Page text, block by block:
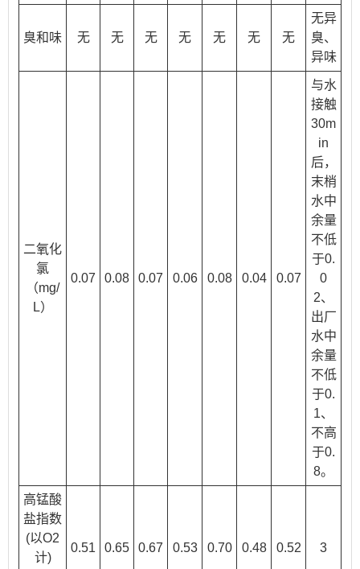
臭和味 无 无 无 无 无 无 无
无异
臭、
异味
二氧化
氯
（mg/
L）
0.07 0.08 0.07 0.06 0.08 0.04 0.07
与水
接触
30m
in
后，
末梢
水中
余量
不低
于0.
0
2、
出厂
水中
余量
不低
于0.
1、
不高
于0.
8。
高锰酸
盐指数
(以O2
计)
0.51 0.65 0.67 0.53 0.70 0.48 0.52 3